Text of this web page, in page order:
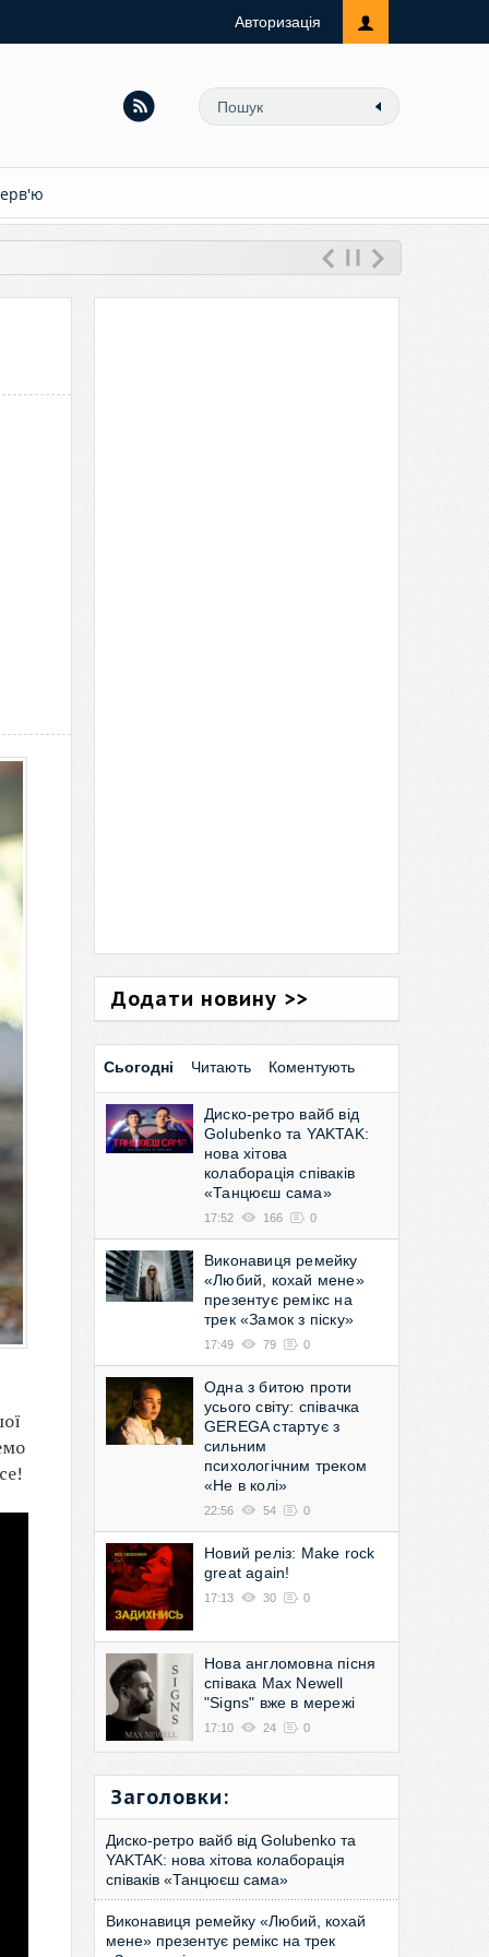
Авторизація
Додати новину >>
Сьогодні Читають Коментують
Диско-ретро вайб від
Golubenko та YAKTAK:
нова хітова
колаборація співаків
«Танцюєш сама»
17:52 166 0
Виконавиця ремейку
«Любий, кохай мене»
презентує ремікс на
трек «Замок з піску»
17:49 79 0
Одна з битою проти
усього світу: співачка
GEREGA стартує з
сильним
психологічним треком
«Не в колі»
22:56 54 0
Новий реліз: Make rock
great again!
17:13 30 0
Нова англомовна пісня
співака Max Newell
"Signs" вже в мережі
17:10 24 0
Заголовки:
Диско-ретро вайб від Golubenko та
YAKTAK: нова хітова колаборація
співаків «Танцюєш сама»
Виконавиця ремейку «Любий, кохай
мене» презентує ремікс на трек